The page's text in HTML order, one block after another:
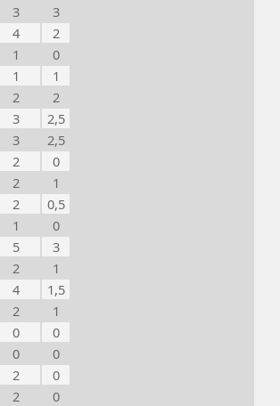
3
3
4
2
1
0
1
1
2
2
3
2,5
3
2,5
2
0
2
1
2
0,5
1
0
5
3
2
1
4
1,5
2
1
0
0
0
0
2
0
2
0